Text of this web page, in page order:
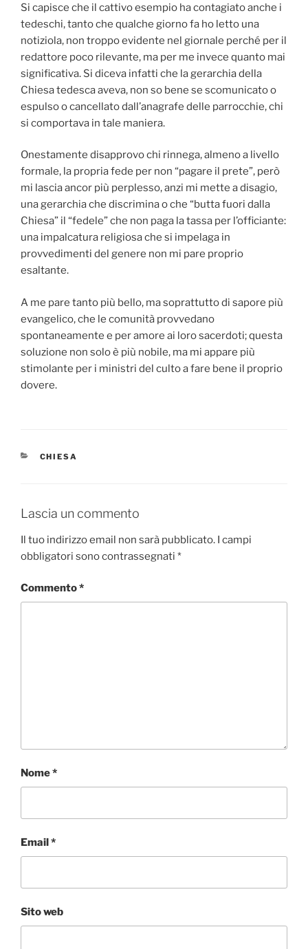
Si capisce che il cattivo esempio ha contagiato anche i
tedeschi, tanto che qualche giorno fa ho letto una
notiziola, non troppo evidente nel giornale perché per il
redattore poco rilevante, ma per me invece quanto mai
significativa. Si diceva infatti che la gerarchia della
Chiesa tedesca aveva, non so bene se scomunicato o
espulso o cancellato dall’anagrafe delle parrocchie, chi
si comportava in tale maniera.
Onestamente disapprovo chi rinnega, almeno a livello
formale, la propria fede per non “pagare il prete”, però
mi lascia ancor più perplesso, anzi mi mette a disagio,
una gerarchia che discrimina o che “butta fuori dalla
Chiesa” il “fedele” che non paga la tassa per l’officiante:
una impalcatura religiosa che si impelaga in
provvedimenti del genere non mi pare proprio
esaltante.
A me pare tanto più bello, ma soprattutto di sapore più
evangelico, che le comunità provvedano
spontaneamente e per amore ai loro sacerdoti; questa
soluzione non solo è più nobile, ma mi appare più
stimolante per i ministri del culto a fare bene il proprio
dovere.
CATEGORIE
CHIESA
Lascia un commento
Il tuo indirizzo email non sarà pubblicato. I campi
obbligatori sono contrassegnati *
Commento*
Nome*
Email*
Sito web